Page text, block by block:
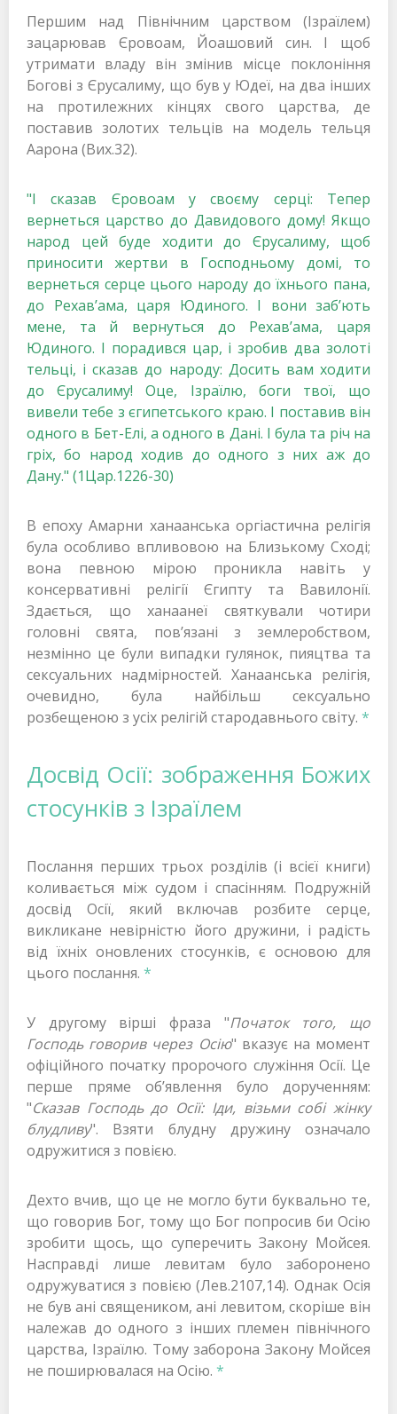
Першим над Північним царством (Ізраїлем)
зацарював Єровоам, Йоашовий син. І щоб
утримати владу він змінив місце поклоніння
Богові з Єрусалиму, що був у Юдеї, на два інших
на протилежних кінцях свого царства, де
поставив золотих тельців на модель тельця
Аарона (Вих.32).
"І сказав Єровоам у своєму серці: Тепер
вернеться царство до Давидового дому! Якщо
народ цей буде ходити до Єрусалиму, щоб
приносити жертви в Господньому домі, то
вернеться серце цього народу до їхнього пана,
до Рехав’ама, царя Юдиного. І вони заб’ють
мене, та й вернуться до Рехав’ама, царя
Юдиного. І порадився цар, і зробив два золоті
тельці, і сказав до народу: Досить вам ходити
до Єрусалиму! Оце, Ізраїлю, боги твої, що
вивели тебе з єгипетського краю. І поставив він
одного в Бет-Елі, а одного в Дані. І була та річ на
гріх, бо народ ходив до одного з них аж до
Дану." (1Цар.1226-30)
В епоху Амарни ханаанська оргіастична релігія
була особливо впливовою на Близькому Сході;
вона певною мірою проникла навіть у
консервативні релігії Єгипту та Вавилонії.
Здається, що ханаанеї святкували чотири
головні свята, пов’язані з землеробством,
незмінно це були випадки гулянок, пияцтва та
сексуальних надмірностей. Ханаанська релігія,
очевидно, була найбільш сексуально
розбещеною з усіх релігій стародавнього світу. *
Досвід Осії: зображення Божих
стосунків з Ізраїлем
Послання перших трьох розділів (і всієї книги)
коливається між судом і спасінням. Подружній
досвід Осії, який включав розбите серце,
викликане невірністю його дружини, і радість
від їхніх оновлених стосунків, є основою для
цього послання. *
У другому вірші фраза "Початок того, що
Господь говорив через Осію" вказує на момент
офіційного початку пророчого служіння Осії. Це
перше пряме об’явлення було дорученням:
"Сказав Господь до Осії: Іди, візьми собі жінку
блудливу". Взяти блудну дружину означало
одружитися з повією.
Дехто вчив, що це не могло бути буквально те,
що говорив Бог, тому що Бог попросив би Осію
зробити щось, що суперечить Закону Мойсея.
Насправді лише левитам було заборонено
одружуватися з повією (Лев.2107,14). Однак Осія
не був ані священиком, ані левитом, скоріше він
належав до одного з інших племен північного
царства, Ізраїлю. Тому заборона Закону Мойсея
не поширювалася на Осію. *